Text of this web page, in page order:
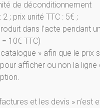
de déconditionnement
; prix unité TTC : 5€ ;
dans l’acte pendant
10€ TTC)
» afin que le
afficher ou non la
et les devis »